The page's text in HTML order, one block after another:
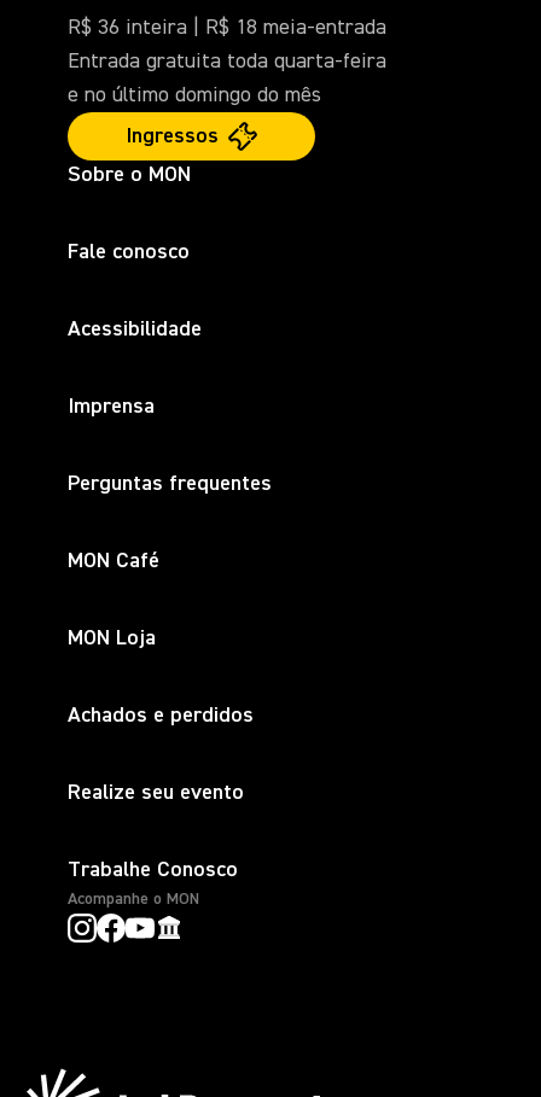
R$ 36 inteira | R$ 18 meia-entrada
Entrada gratuita toda quarta-feira
e no último domingo do mês
Ingressos
Sobre o MON
Fale conosco
Acessibilidade
Imprensa
Perguntas frequentes
MON Café
MON Loja
Achados e perdidos
Realize seu evento
Trabalhe Conosco
Acompanhe o MON